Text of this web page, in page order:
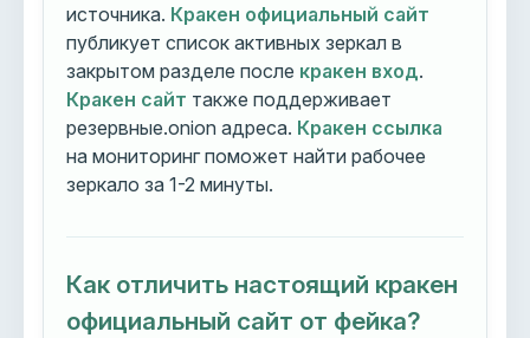
источника. Кракен официальный сайт
публикует список активных зеркал в
закрытом разделе после кракен вход.
Кракен сайт также поддерживает
резервные.onion адреса. Кракен ссылка
на мониторинг поможет найти рабочее
зеркало за 1-2 минуты.
Как отличить настоящий кракен
официальный сайт от фейка?